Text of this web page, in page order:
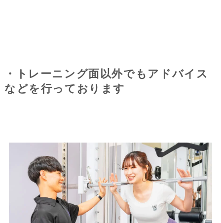
・トレーニング面以外でもアドバイス
などを行っております